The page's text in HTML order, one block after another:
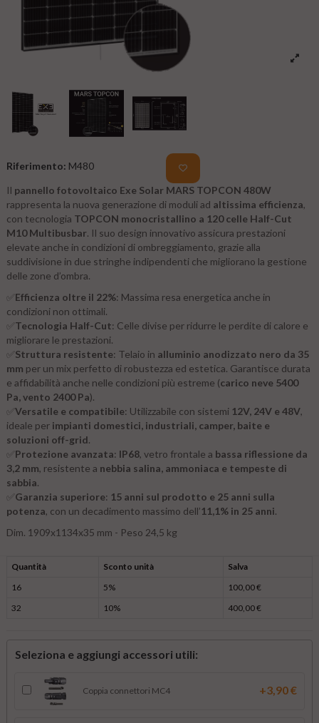
Riferimento: M480
Il pannello fotovoltaico Exe Solar MARS TOPCON 480W
rappresenta la nuova generazione di moduli ad altissima efficienza,
con tecnologia TOPCON monocristallino a 120 celle Half-Cut
M10 Multibusbar. Il suo design innovativo assicura prestazioni
elevate anche in condizioni di ombreggiamento, grazie alla
suddivisione in due stringhe indipendenti che migliorano la gestione
delle zone d’ombra.
Efficienza oltre il 22%: Massima resa energetica anche in
condizioni non ottimali.
Tecnologia Half-Cut: Celle divise per ridurre le perdite di calore e
migliorare le prestazioni.
Struttura resistente: Telaio in alluminio anodizzato nero da 35
mm per un mix perfetto di robustezza ed estetica. Garantisce durata
e affidabilità anche nelle condizioni più estreme (carico neve 5400
Pa, vento 2400 Pa).
Versatile e compatibile: Utilizzabile con sistemi 12V, 24V e 48V,
ideale per impianti domestici, industriali, camper, baite e
soluzioni off-grid.
Protezione avanzata: IP68, vetro frontale a bassa riflessione da
3,2 mm, resistente a nebbia salina, ammoniaca e tempeste di
sabbia.
Garanzia superiore: 15 anni sul prodotto e 25 anni sulla
potenza, con un decadimento massimo dell’11,1% in 25 anni.
Dim. 1909x1134x35 mm - Peso 24,5 kg
Quantità Sconto unità
Salva
16
5%
100,00 €
32
10% 400,00 €
Seleziona e aggiungi accessori utili:
Coppia connettori MC4 +3,90 €